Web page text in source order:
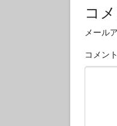
コ
メール
コメント